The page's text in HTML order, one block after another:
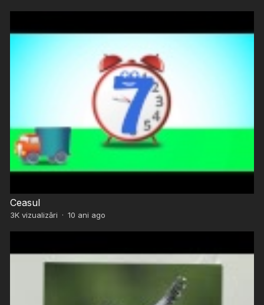
Ceasul
3Kvizualizări · 10 ani ago